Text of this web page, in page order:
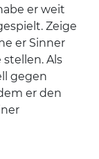
er weit
Zeige
er Sinner
Als
gegen
er den